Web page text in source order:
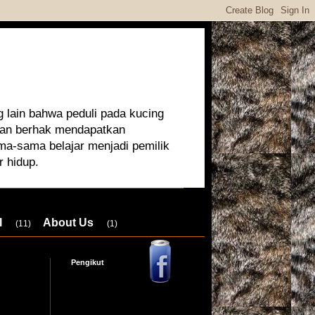
lain bahwa peduli pada kucing
berhak mendapatkan
sama belajar menjadi pemilik
hidup.
(11) About Us (1)
Pengikut